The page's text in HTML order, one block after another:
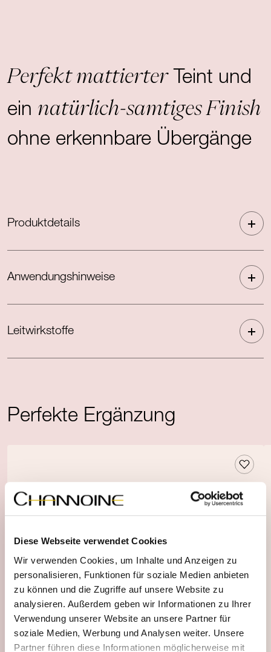
Diese Webseite verwendet Cookies
Wir verwenden Cookies, um Inhalte und Anzeigen zu
personalisieren, Funktionen für soziale Medien anbieten
zu können und die Zugriffe auf unsere Website zu
analysieren. Außerdem geben wir Informationen zu Ihrer
Verwendung unserer Website an unsere Partner für
soziale Medien, Werbung und Analysen weiter. Unsere
Partner führen diese Informationen möglicherweise mit
Perfekt mattierterTeint und
ein natürlich-samtiges Finish
ohne erkennbare Übergänge
Produktdetails
Anwendungshinweise
Leitwirkstoffe
Perfekte Ergänzung